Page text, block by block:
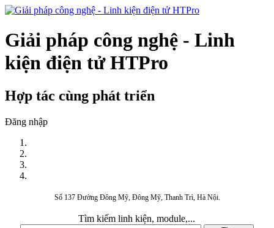
Giải pháp công nghệ - Linh
kiện điện tử HTPro
Hợp tác cùng phát triển
Đăng nhập
Số 137 Đường Đông Mỹ, Đông Mỹ, Thanh Trì, Hà Nội.
Tìm kiếm linh kiện, module,...